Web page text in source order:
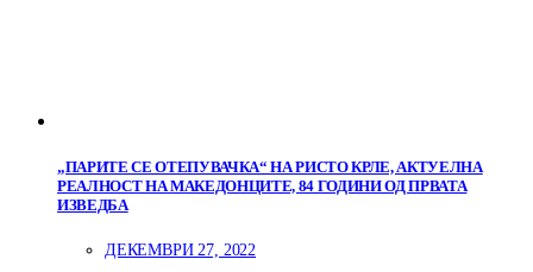
„ПАРИТЕ СЕ ОТЕПУВАЧКА“ НА РИСТО КРЛЕ, АКТУЕЛНА
РЕАЛНОСТ НА МАКЕДОНЦИТЕ, 84 ГОДИНИ ОД ПРВАТА
ИЗВЕДБА
ДЕКЕМВРИ 27, 2022